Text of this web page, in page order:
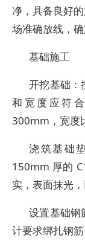
净，具备良好
场准确放线，确
基础施工
开挖基础：
和宽度应符
300mm，宽度
浇筑基础
150mm 厚的
实，表面抹光
设置基础钢
计要求绑扎钢